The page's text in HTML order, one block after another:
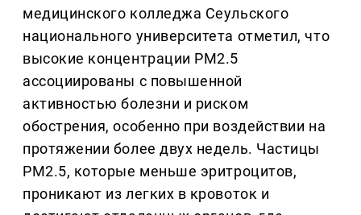
медицинского колледжа Сеульского
национального университета отметил, что
высокие концентрации PM2.5
ассоциированы с повышенной
активностью болезни и риском
обострения, особенно при воздействии на
протяжении более двух недель. Частицы
PM2.5, которые меньше эритроцитов,
проникают из легких в кровоток и